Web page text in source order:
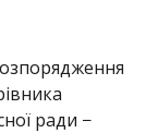
ради −